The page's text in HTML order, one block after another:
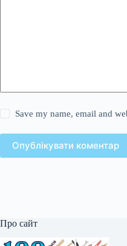
Save my name, email and
Опублікувати коментар
Про сайт